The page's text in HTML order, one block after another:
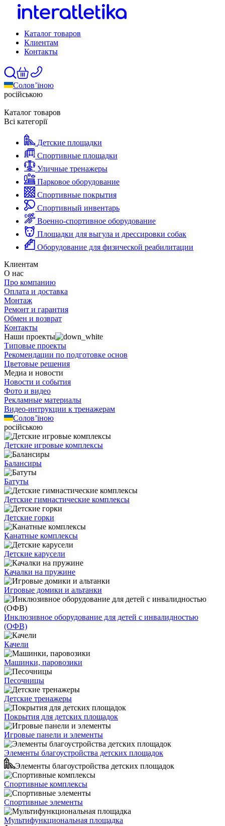
Каталог товаров
Клиентам
Контакты
Солов’їною
російською
Каталог товаров
Всі категорії
Детские площадки
Спортивные площадки
Уличные тренажеры
Парковое оборудование
Спортивные покрытия
Спортивный инвентарь
Военно-спортивное оборудование
Площадки для выгула и дрессировки собак
Оборудование для физической реабилитации
Клиентам
О нас
Про компанию
Оплата и доставка
Монтаж
Ремонт и гарантия
Обмен и возврат
Контакты
Наши проекты
Типовые проекты
Рекомендации по подготовке основ
Цветовые решения
Медиа и новости
Новости и события
Фото и видео
Рекламные материалы
Видео-интрукции к тренажерам
Солов’їною
російською
Детские игровые комплексы
Балансиры
Батуты
Детские гимнастические комплексы
Детские горки
Канатные комплексы
Детские карусели
Качалки на пружине
Игровые домики и альтанки
Инклюзивное оборудование для детей с инвалидностью
(ОФВ)
Качели
Машинки, паровозики
Песочницы
Детские тренажеры
Покрытия для детских площадок
Игровые панели и элементы
Элементы благоустройства детских площадок
Элементы благоустройства детских площадок
Спортивные комплексы
Спортивные элементы
Мультифункциональная площадка